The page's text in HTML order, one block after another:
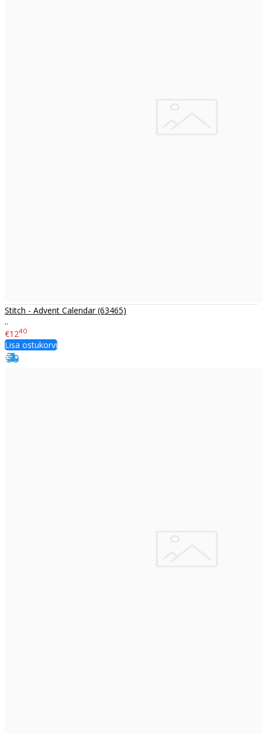
Stitch - Advent Calendar (63465)
..
€1240
Lisa ostukorvi